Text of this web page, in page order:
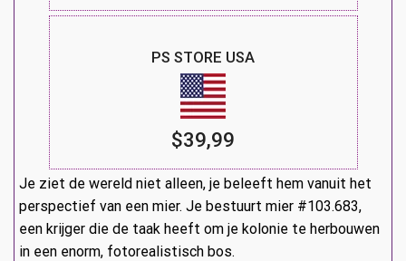
PS STORE USA
$39,99
Je ziet de wereld niet alleen, je beleeft hem vanuit het
perspectief van een mier. Je bestuurt mier #103.683,
een krijger die de taak heeft om je kolonie te herbouwen
in een enorm, fotorealistisch bos.